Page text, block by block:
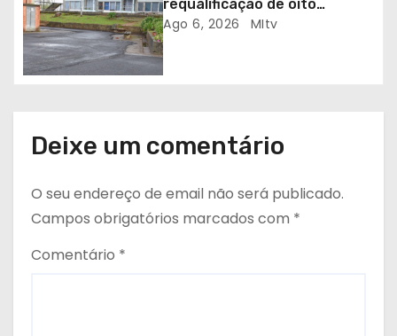
s
requalificação de oito
escolas prioritárias
Ago 6, 2026 MItv
Deixe um comentário
O seu endereço de email não será publicado.
Campos obrigatórios marcados com *
Comentário *